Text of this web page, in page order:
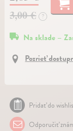
3,00 €
?
Na sklade –
Pozrieť
Pridať do
Odporučiť